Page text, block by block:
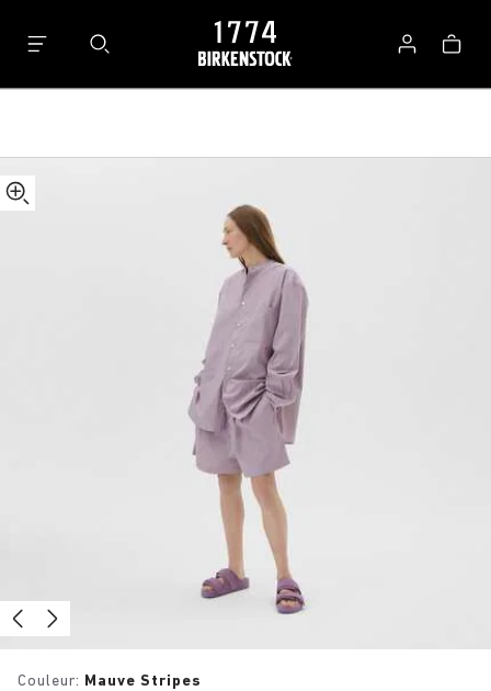
Se
connecter
Couleur: Mauve Stripes